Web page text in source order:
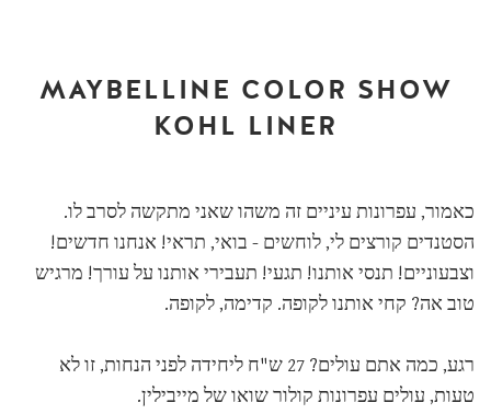
MAYBELLINE COLOR SHOW
KOHL LINER
כאמור, עפרונות עיניים זה משהו שאני מתקשה לסרב לו.
הסטנדים קורצים לי, לוחשים - בואי, תראי! אנחנו חדשים!
וצבעוניים! תנסי אותנו! תגעי! תעבירי אותנו על עורך! מרגיש
טוב אה? קחי אותנו לקופה. קדימה, לקופה.
רגע, כמה אתם עולים? 27 ש"ח ליחידה לפני הנחות, זו לא
טעות, עולים עפרונות קולור שואו של מייבילין.